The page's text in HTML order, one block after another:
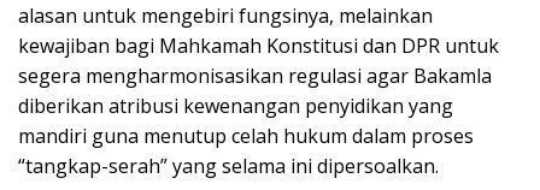
alasan untuk mengebiri fungsinya, melainkan
kewajiban bagi Mahkamah Konstitusi dan DPR untuk
segera mengharmonisasikan regulasi agar Bakamla
diberikan atribusi kewenangan penyidikan yang
mandiri guna menutup celah hukum dalam proses
“tangkap-serah” yang selama ini dipersoalkan.